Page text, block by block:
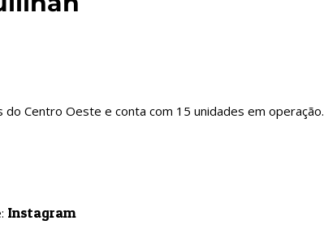
Centro Oeste e conta com 15 unidades em operação.
Instagram